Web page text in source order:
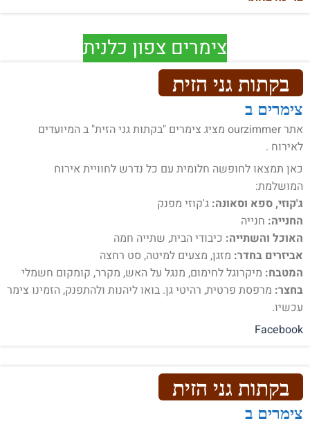
צימרים צפון כלנית
בקתות גני הזית
צימרים ב
אתר ourzimmer מציג צימרים "בקתות גני הזית" ב המיועדים
לאירוח .
כאן תמצאו לחופשה חלומית עם כל נדרש לחוויית אירוח
המושלמת:
ג'קוזי, ספא וסאונה: ג'קוזי מפנק
החנייה: חנייה
האוכל והשתייה: כיבודי הבית, שתייה חמה
אביזרים בחדר: מזגן, מצעים למיטה, סט רחצה
המטבח: מיקרוגל לחימום, מנגל על האש, מקרר, קומקום חשמלי
בחצר: מרפסת פרטית, רהיטי גן. בואו ליהנות ולהתפנק, הזמינו צימר
עכשיו.
Facebook
בקתות גני הזית
צימרים ב